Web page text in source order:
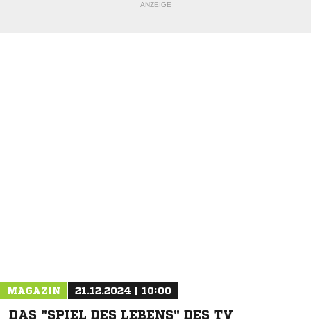
ANZEIGE
MAGAZIN 21.12.2024 | 10:00
DAS "SPIEL DES LEBENS" DES TV